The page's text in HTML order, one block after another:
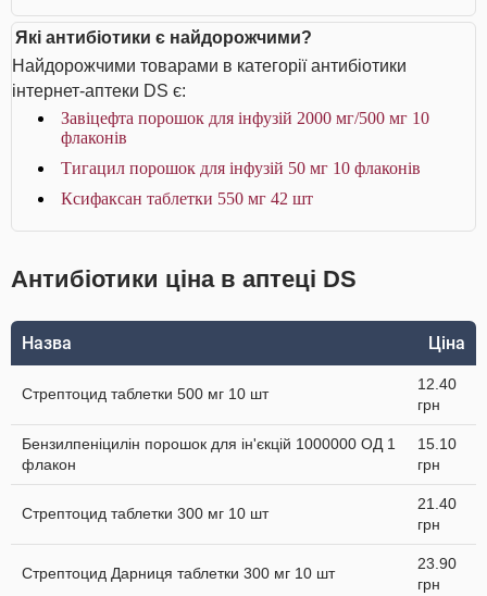
Які антибіотики є найдорожчими?
Найдорожчими товарами в категорії антибіотики
інтернет-аптеки DS є:
Завіцефта порошок для інфузій 2000 мг/500 мг 10
флаконів
Тигацил порошок для інфузій 50 мг 10 флаконів
Ксифаксан таблетки 550 мг 42 шт
Антибіотики ціна в аптеці DS
Назва Ціна
Стрептоцид таблетки 500 мг 10 шт
12.40
грн
Бензилпеніцилін порошок для ін'єкцій 1000000 ОД 1
флакон
15.10
грн
Стрептоцид таблетки 300 мг 10 шт
21.40
грн
Стрептоцид Дарниця таблетки 300 мг 10 шт
23.90
грн